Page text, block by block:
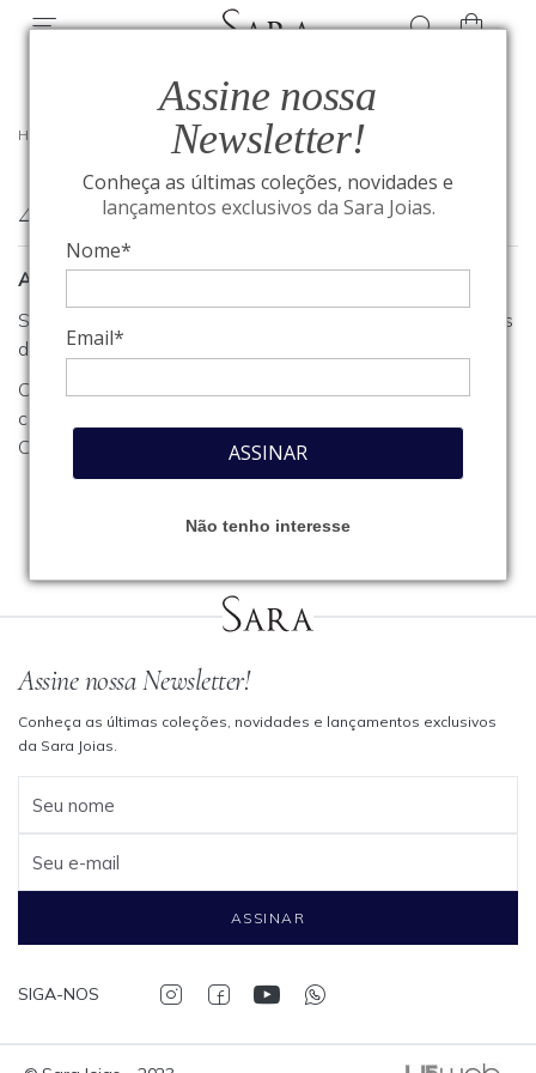
Assine nossa
Newsletter!
Conheça as últimas coleções, novidades e
lançamentos exclusivos da Sara Joias.
Nome*
Email*
ASSINAR
Não tenho interesse
HOME
404
A página que você procura não foi encontrada
Se você estava procurando algum produto, clique em um dos
departamentos ou seções no menu acima.
Caso necessite de outro tipo de informação, entre em
contato com o nosso atendimento através do nosso
Conosco
Assine nossa Newsletter!
Conheça as últimas coleções, novidades e lançamentos exclusivos
da Sara Joias.
Seu nome
Seu e-mail
ASSINAR
SIGA-NOS